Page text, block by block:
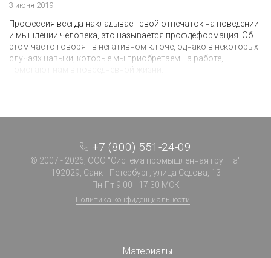
3 июня 2019
Профессия всегда накладывает свой отпечаток на поведении
и мышлении человека, это называется профдеформация. Об
этом часто говорят в негативном ключе, однако в некоторых
случаях навыки, которые мы приобретаем на работе,
помогают нам в повседневной жизни.
+7 (800) 551-24-09
© 2007 - 2026, ООО "Система промышленная группа"
192029, Санкт-Петербург, улица Седова, 13
Пн-Пт 9:00 - 17:30 МСК
Политика конфиденциальности
Материалы